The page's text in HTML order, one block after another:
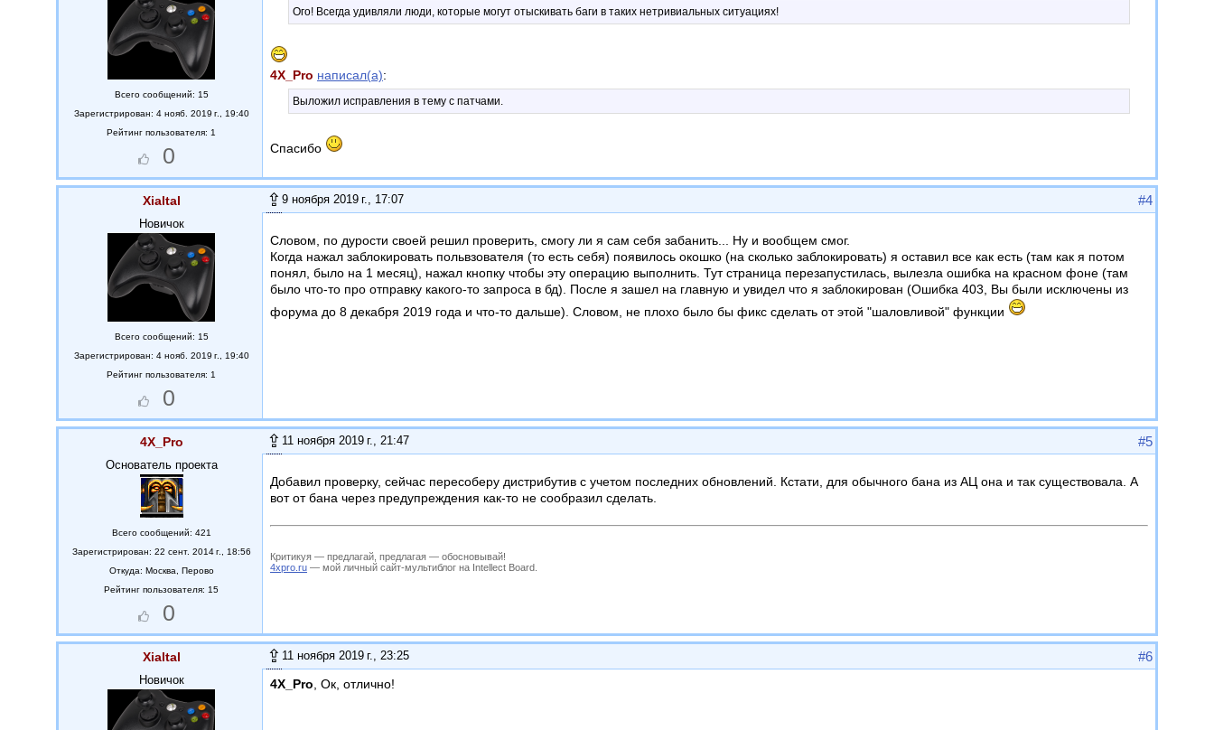
Всего сообщений: 15
Зарегистрирован: 4 нояб. 2019 г., 19:40
Рейтинг пользователя: 1
0
Ого! Всегда удивляли люди, которые могут отыскивать баги в таких нетривиальных ситуациях!
4X_Pro написал(а):
Выложил исправления в тему с патчами.
Спасибо
Xialtal
Новичок
Всего сообщений: 15
Зарегистрирован: 4 нояб. 2019 г., 19:40
Рейтинг пользователя: 1
0
9 ноября 2019 г., 17:07 #4
Словом, по дурости своей решил проверить, смогу ли я сам себя забанить... Ну и вообщем смог.
Когда нажал заблокировать польвзователя (то есть себя) появилось окошко (на сколько заблокировать) я оставил все как есть (там как я потом
понял, было на 1 месяц), нажал кнопку чтобы эту операцию выполнить. Тут страница перезапустилась, вылезла ошибка на красном фоне (там
было что-то про отправку какого-то запроса в бд). После я зашел на главную и увидел что я заблокирован (Ошибка 403, Вы были исключены из
форума до 8 декабря 2019 года и что-то дальше). Словом, не плохо было бы фикс сделать от этой "шаловливой" функции
4X_Pro
Основатель проекта
Всего сообщений: 421
Зарегистрирован: 22 сент. 2014 г., 18:56
Откуда: Москва, Перово
Рейтинг пользователя: 15
0
11 ноября 2019 г., 21:47 #5
Добавил проверку, сейчас пересоберу дистрибутив с учетом последних обновлений. Кстати, для обычного бана из АЦ она и так существовала. А
вот от бана через предупреждения как-то не сообразил сделать.
Критикуя — предлагай, предлагая — обосновывай!
4xpro.ru — мой личный сайт-мультиблог на Intellect Board.
Xialtal
Новичок
11 ноября 2019 г., 23:25 #6
4X_Pro, Ок, отлично!